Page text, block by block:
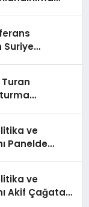
Suriye
Turan
ve
Panelde
ve
Akif Çağatay